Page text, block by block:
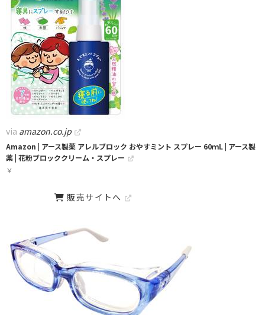
via amazon.co.jp
Amazon | アース製薬 アレルブロック おやすミント スプレー 60ｍL | アース製
薬 | 花粉ブロッククリーム・スプレー
￥
販売サイトへ